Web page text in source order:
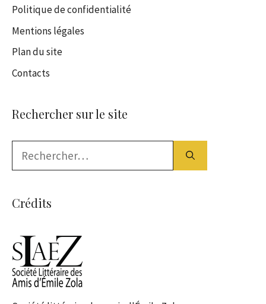
Politique de confidentialité
Mentions légales
Plan du site
Contacts
Rechercher sur le site
Crédits